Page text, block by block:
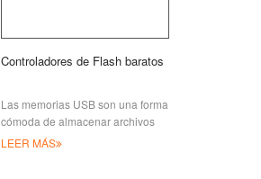
Controladores de Flash baratos
Las memorias USB son una forma
cómoda de almacenar archivos
digitales, normalmente consisten
LEER MÁS